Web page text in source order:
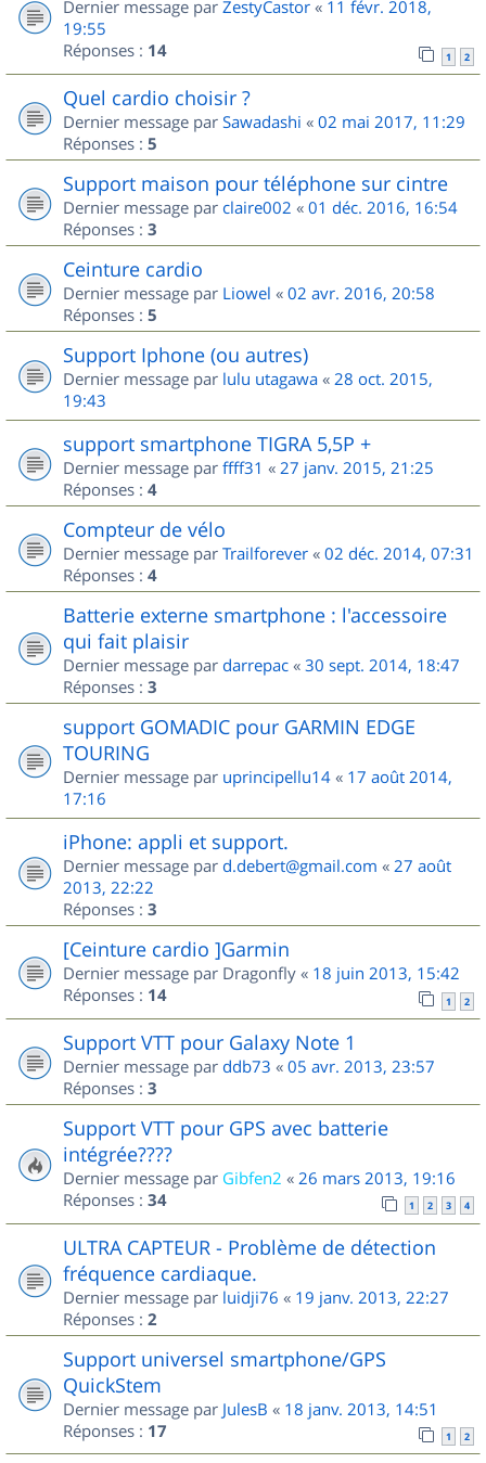
Dernier message par ZestyCastor « 11 févr. 2018,
19:55
Réponses : 14 1 2
Quel cardio choisir ?
Dernier message par Sawadashi « 02 mai 2017, 11:29
Réponses : 5
Support maison pour téléphone sur cintre
Dernier message par claire002 « 01 déc. 2016, 16:54
Réponses : 3
Ceinture cardio
Dernier message par Liowel « 02 avr. 2016, 20:58
Réponses : 5
Support Iphone (ou autres)
Dernier message par lulu utagawa « 28 oct. 2015,
19:43
support smartphone TIGRA 5,5P +
Dernier message par ffff31 « 27 janv. 2015, 21:25
Réponses : 4
Compteur de vélo
Dernier message par Trailforever « 02 déc. 2014, 07:31
Réponses : 4
Batterie externe smartphone : l'accessoire
qui fait plaisir
Dernier message par darrepac « 30 sept. 2014, 18:47
Réponses : 3
support GOMADIC pour GARMIN EDGE
TOURING
Dernier message par uprincipellu14 « 17 août 2014,
17:16
iPhone: appli et support.
Dernier message par d.debert@gmail.com « 27 août
2013, 22:22
Réponses : 3
[Ceinture cardio ]Garmin
Dernier message par Dragonfly « 18 juin 2013, 15:42
Réponses : 14 1 2
Support VTT pour Galaxy Note 1
Dernier message par ddb73 « 05 avr. 2013, 23:57
Réponses : 3
Support VTT pour GPS avec batterie
intégrée????
Dernier message par Gibfen2 « 26 mars 2013, 19:16
Réponses : 34 1 2 3 4
ULTRA CAPTEUR - Problème de détection
fréquence cardiaque.
Dernier message par luidji76 « 19 janv. 2013, 22:27
Réponses : 2
Support universel smartphone/GPS
QuickStem
Dernier message par JulesB « 18 janv. 2013, 14:51
Réponses : 17 1 2